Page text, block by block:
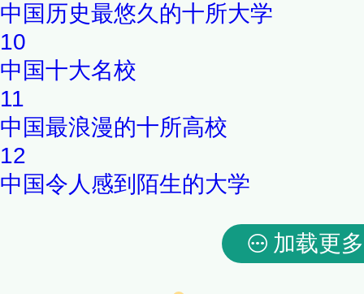
中国历史最悠久的十所大学
10
中国十大名校
11
中国最浪漫的十所高校
12
中国令人感到陌生的大学
加载更多